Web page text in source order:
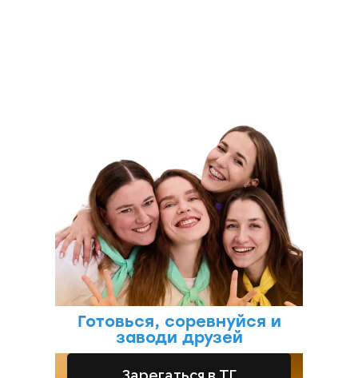
Готовься, соревнуйся и
заводи друзей